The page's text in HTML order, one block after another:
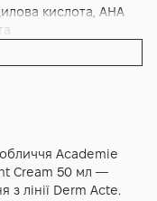
кислота, AHA
Acte Restorative
Academie
Cream 50 мл —
з лінії Derm Acte.